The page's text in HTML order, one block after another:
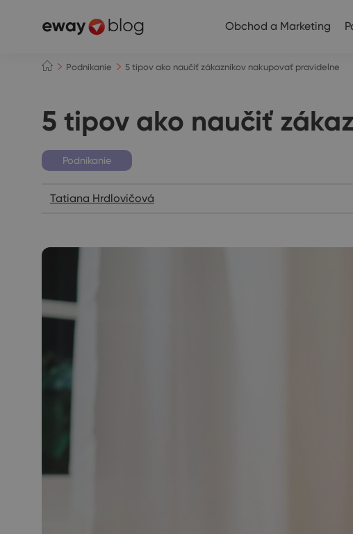
Obchod a Marketing
Podnikanie 5 tipov ako naučiť zákazníkov nakupovať pravidelne
5 tipov ako naučiť
Podnikanie
Tatiana Hrdlovičová